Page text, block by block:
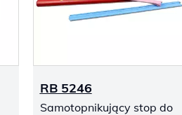
RB 5246
Samotopnikujący stop do